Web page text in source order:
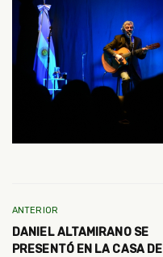
ANTERIOR
DANIEL ALTAMIRANO SE
PRESENTÓ EN LA CASA DE